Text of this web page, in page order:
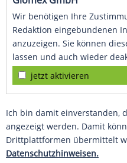
Wir benötigen Ihre
Redaktion eingebundenen
anzuzeigen. Sie können
lassen und auch wieder
jetzt aktivieren
Ich bin damit einverstanden,
angezeigt werden. Damit
Drittplattformen übermittelt
Datenschutzhinweisen.